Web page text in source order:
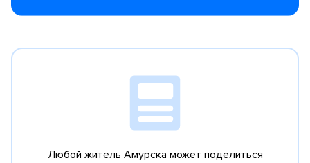
Любой житель Амурска может поделиться